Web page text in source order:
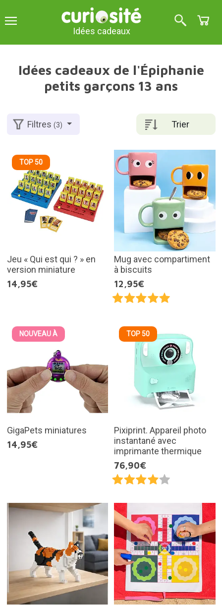
Idées cadeaux
Idées cadeaux de l'Épiphanie
petits garçons 13 ans
Trier
Filtres(3)
TOP 50
Jeu « Qui est qui ? » en
version miniature
14,95€
Mug avec compartiment
à biscuits
12,95€
NOUVEAU À
GigaPets miniatures
14,95€
TOP 50
Pixiprint. Appareil photo
instantané avec
imprimante thermique
76,90€